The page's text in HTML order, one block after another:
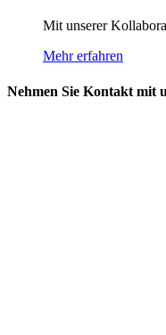
Mit unserer
Mehr erfahren
Nehmen Sie Kontakt mit